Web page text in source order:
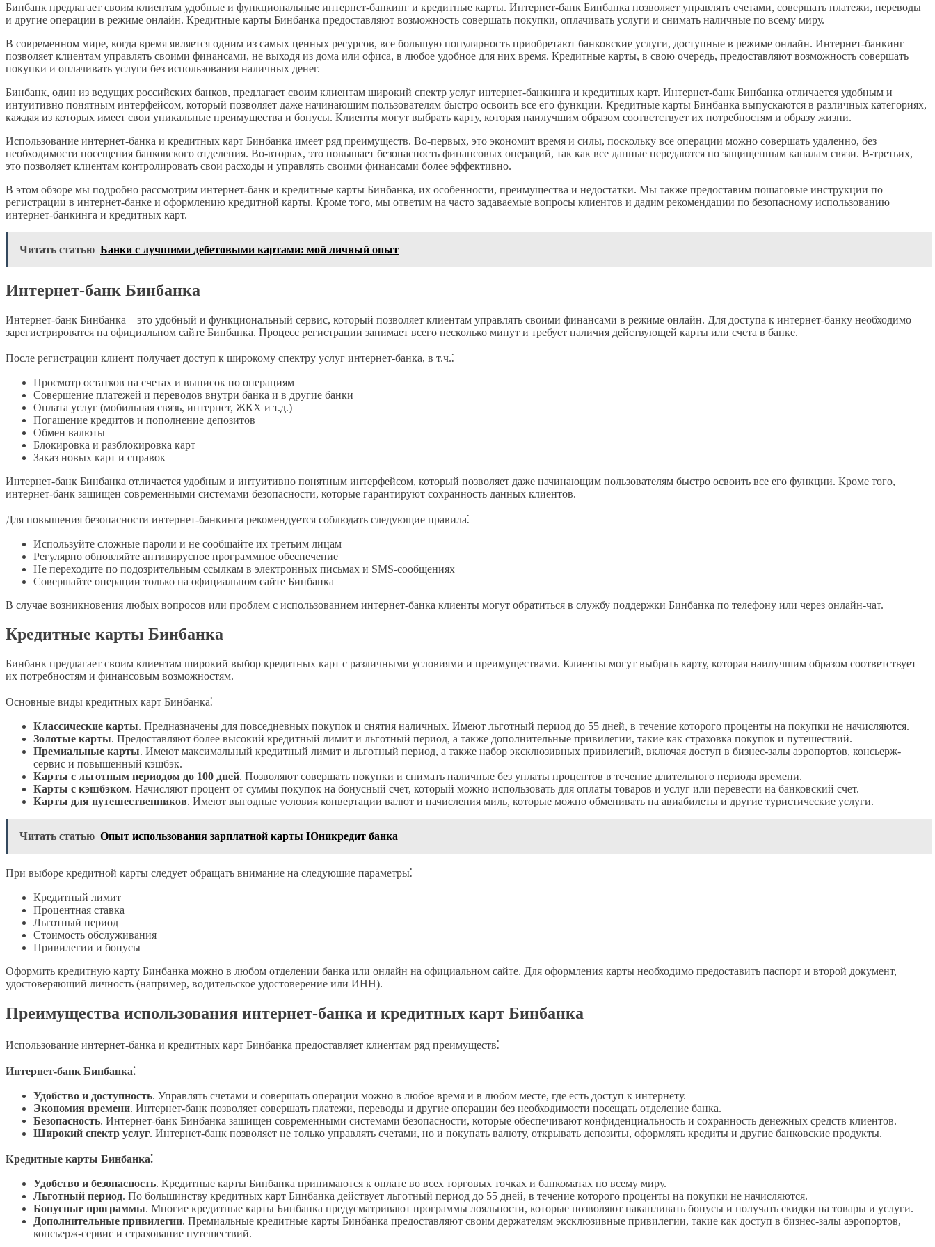
Бинбанк предлагает своим клиентам удобные и функциональные интернет-банкинг и кредитные карты. Интернет-банк Бинбанка позволяет управлять счетами, совершать платежи, переводы
и другие операции в режиме онлайн. Кредитные карты Бинбанка предоставляют возможность совершать покупки, оплачивать услуги и снимать наличные по всему миру.
В современном мире, когда время является одним из самых ценных ресурсов, все большую популярность приобретают банковские услуги, доступные в режиме онлайн. Интернет-банкинг
позволяет клиентам управлять своими финансами, не выходя из дома или офиса, в любое удобное для них время. Кредитные карты, в свою очередь, предоставляют возможность совершать
покупки и оплачивать услуги без использования наличных денег.
Бинбанк, один из ведущих российских банков, предлагает своим клиентам широкий спектр услуг интернет-банкинга и кредитных карт. Интернет-банк Бинбанка отличается удобным и
интуитивно понятным интерфейсом, который позволяет даже начинающим пользователям быстро освоить все его функции. Кредитные карты Бинбанка выпускаются в различных категориях,
каждая из которых имеет свои уникальные преимущества и бонусы. Клиенты могут выбрать карту, которая наилучшим образом соответствует их потребностям и образу жизни.
Использование интернет-банка и кредитных карт Бинбанка имеет ряд преимуществ. Во-первых, это экономит время и силы, поскольку все операции можно совершать удаленно, без
необходимости посещения банковского отделения. Во-вторых, это повышает безопасность финансовых операций, так как все данные передаются по защищенным каналам связи. В-третьих,
это позволяет клиентам контролировать свои расходы и управлять своими финансами более эффективно.
В этом обзоре мы подробно рассмотрим интернет-банк и кредитные карты Бинбанка, их особенности, преимущества и недостатки. Мы также предоставим пошаговые инструкции по
регистрации в интернет-банке и оформлению кредитной карты. Кроме того, мы ответим на часто задаваемые вопросы клиентов и дадим рекомендации по безопасному использованию
интернет-банкинга и кредитных карт.
Читать статью Банки с лучшими дебетовыми картами: мой личный опыт
Интернет-банк Бинбанка
Интернет-банк Бинбанка – это удобный и функциональный сервис, который позволяет клиентам управлять своими финансами в режиме онлайн. Для доступа к интернет-банку необходимо
зарегистрироватся на официальном сайте Бинбанка. Процесс регистрации занимает всего несколько минут и требует наличия действующей карты или счета в банке.
После регистрации клиент получает доступ к широкому спектру услуг интернет-банка, в т.ч.⁚
Просмотр остатков на счетах и выписок по операциям
Совершение платежей и переводов внутри банка и в другие банки
Оплата услуг (мобильная связь, интернет, ЖКХ и т.д.)
Погашение кредитов и пополнение депозитов
Обмен валюты
Блокировка и разблокировка карт
Заказ новых карт и справок
Интернет-банк Бинбанка отличается удобным и интуитивно понятным интерфейсом, который позволяет даже начинающим пользователям быстро освоить все его функции. Кроме того,
интернет-банк защищен современными системами безопасности, которые гарантируют сохранность данных клиентов.
Для повышения безопасности интернет-банкинга рекомендуется соблюдать следующие правила⁚
Используйте сложные пароли и не сообщайте их третьим лицам
Регулярно обновляйте антивирусное программное обеспечение
Не переходите по подозрительным ссылкам в электронных письмах и SMS-сообщениях
Совершайте операции только на официальном сайте Бинбанка
В случае возникновения любых вопросов или проблем с использованием интернет-банка клиенты могут обратиться в службу поддержки Бинбанка по телефону или через онлайн-чат.
Кредитные карты Бинбанка
Бинбанк предлагает своим клиентам широкий выбор кредитных карт с различными условиями и преимуществами. Клиенты могут выбрать карту, которая наилучшим образом соответствует
их потребностям и финансовым возможностям.
Основные виды кредитных карт Бинбанка⁚
Классические карты. Предназначены для повседневных покупок и снятия наличных. Имеют льготный период до 55 дней, в течение которого проценты на покупки не начисляются.
Золотые карты. Предоставляют более высокий кредитный лимит и льготный период, а также дополнительные привилегии, такие как страховка покупок и путешествий.
Премиальные карты. Имеют максимальный кредитный лимит и льготный период, а также набор эксклюзивных привилегий, включая доступ в бизнес-залы аэропортов, консьерж-
сервис и повышенный кэшбэк.
Карты с льготным периодом до 100 дней. Позволяют совершать покупки и снимать наличные без уплаты процентов в течение длительного периода времени.
Карты с кэшбэком. Начисляют процент от суммы покупок на бонусный счет, который можно использовать для оплаты товаров и услуг или перевести на банковский счет.
Карты для путешественников. Имеют выгодные условия конвертации валют и начисления миль, которые можно обменивать на авиабилеты и другие туристические услуги.
Читать статью Опыт использования зарплатной карты Юникредит банка
При выборе кредитной карты следует обращать внимание на следующие параметры⁚
Кредитный лимит
Процентная ставка
Льготный период
Стоимость обслуживания
Привилегии и бонусы
Оформить кредитную карту Бинбанка можно в любом отделении банка или онлайн на официальном сайте. Для оформления карты необходимо предоставить паспорт и второй документ,
удостоверяющий личность (например, водительское удостоверение или ИНН).
Преимущества использования интернет-банка и кредитных карт Бинбанка
Использование интернет-банка и кредитных карт Бинбанка предоставляет клиентам ряд преимуществ⁚
Интернет-банк Бинбанка⁚
Удобство и доступность. Управлять счетами и совершать операции можно в любое время и в любом месте, где есть доступ к интернету.
Экономия времени. Интернет-банк позволяет совершать платежи, переводы и другие операции без необходимости посещать отделение банка.
Безопасность. Интернет-банк Бинбанка защищен современными системами безопасности, которые обеспечивают конфиденциальность и сохранность денежных средств клиентов.
Широкий спектр услуг. Интернет-банк позволяет не только управлять счетами, но и покупать валюту, открывать депозиты, оформлять кредиты и другие банковские продукты.
Кредитные карты Бинбанка⁚
Удобство и безопасность. Кредитные карты Бинбанка принимаются к оплате во всех торговых точках и банкоматах по всему миру.
Льготный период. По большинству кредитных карт Бинбанка действует льготный период до 55 дней, в течение которого проценты на покупки не начисляются.
Бонусные программы. Многие кредитные карты Бинбанка предусматривают программы лояльности, которые позволяют накапливать бонусы и получать скидки на товары и услуги.
Дополнительные привилегии. Премиальные кредитные карты Бинбанка предоставляют своим держателям эксклюзивные привилегии, такие как доступ в бизнес-залы аэропортов,
консьерж-сервис и страхование путешествий.